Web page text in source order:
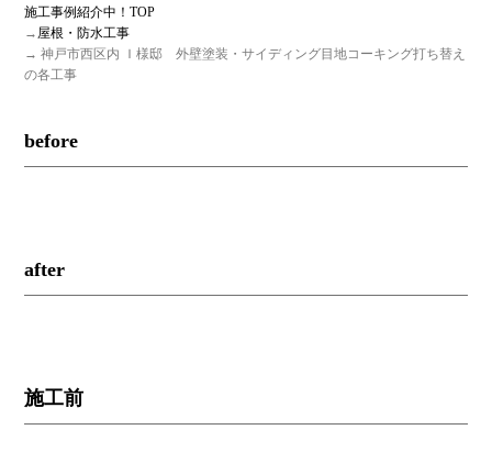
施工事例紹介中！TOP
→ 屋根・防水工事
→ 神戸市西区内 Ｉ様邸 外壁塗装・サイディング目地コーキング打ち替え
の各工事
before
after
施工前